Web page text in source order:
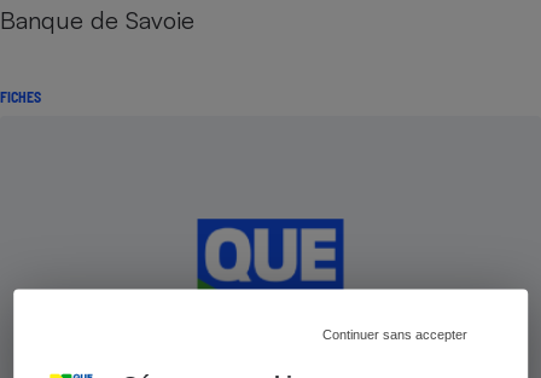
Continuer sans accepter
Banque de Savoie
FICHES